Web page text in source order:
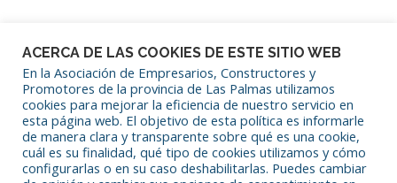
SÍGUENOS EN REDES SOCIALES
ACERCA DE LAS COOKIES DE ESTE SITIO WEB
En la Asociación de Empresarios, Constructores y
Promotores de la provincia de Las Palmas utilizamos
cookies para mejorar la eficiencia de nuestro servicio en
esta página web. El objetivo de esta política es informarle
de manera clara y transparente sobre qué es una cookie,
cuál es su finalidad, qué tipo de cookies utilizamos y cómo
configurarlas o en su caso deshabilitarlas. Puedes cambiar